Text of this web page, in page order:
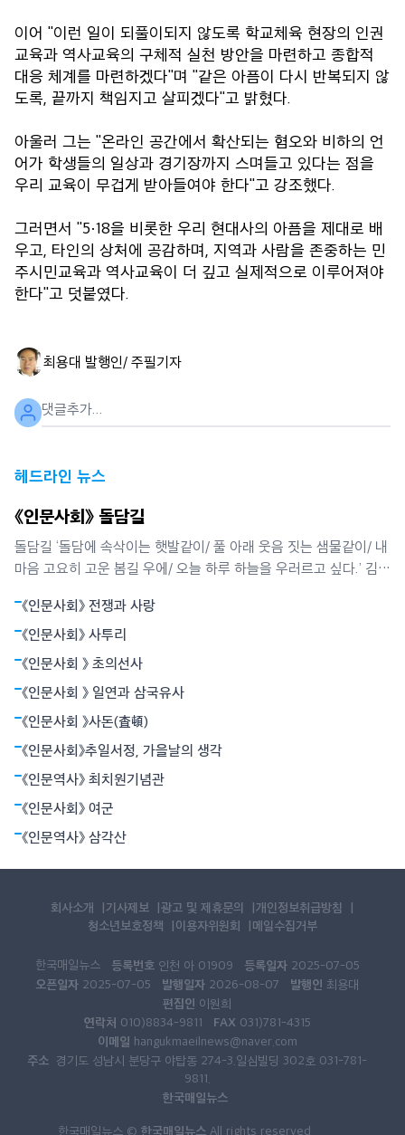
이어 "이런 일이 되풀이되지 않도록 학교체육 현장의 인권
교육과 역사교육의 구체적 실천 방안을 마련하고 종합적
대응 체계를 마련하겠다"며 "같은 아픔이 다시 반복되지 않
도록, 끝까지 책임지고 살피겠다"고 밝혔다.
아울러 그는 "온라인 공간에서 확산되는 혐오와 비하의 언
어가 학생들의 일상과 경기장까지 스며들고 있다는 점을
우리 교육이 무겁게 받아들여야 한다"고 강조했다.
그러면서 "5·18을 비롯한 우리 현대사의 아픔을 제대로 배
우고, 타인의 상처에 공감하며, 지역과 사람을 존중하는 민
주시민교육과 역사교육이 더 깊고 실제적으로 이루어져야
한다"고 덧붙였다.
최용대 발행인/ 주필기자
헤드라인 뉴스
《인문사회》 돌담길
돌담길 ‘돌담에 속삭이는 햇발같이/ 풀 아래 웃음 짓는 샘물같이/ 내
마음 고요히 고운 봄길 우에/ 오늘 하루 하늘을 우러르고 싶다.’ 김영
는 또 담장 안 뜰에 핀 모란과 깊은 교감을 나누었다. 그래서 그는
‘모란이 피기까지는/ 나는 아직 기다리고 있을테요 찬란한 슬픔의
봄을’이라고 했다.
《인문사회》 전쟁과 사랑
《인문사회》 사투리
《인문사회 》 초의선사
《인문사회 》 일연과 삼국유사
《인문사회 》사돈(査頓)
《인문사회》추일서정, 가을날의 생각
《인문역사》 최치원기념관
《인문사회》 여군
《인문역사》 삼각산
회사소개 기사제보 광고 및 제휴문의
개인정보취급방침
청소년보호정책
이용자위원회 메일수집거부
한국매일뉴스 등록번호 인천 아 01909 등록일자 2025-07-05
오픈일자 2025-07-05 발행일자 2026-08-07 발행인 최용대
편집인 이원희
연락처 010)8834-9811 FAX 031)781-4315
이메일 hangukmaeilnews@naver.com
주소 경기도 성남시 분당구 야탑동 274-3.일심빌딩 302호 031-781-
9811.
한국매일뉴스
한국매일뉴스 © 한국매일뉴스All rights reserved.